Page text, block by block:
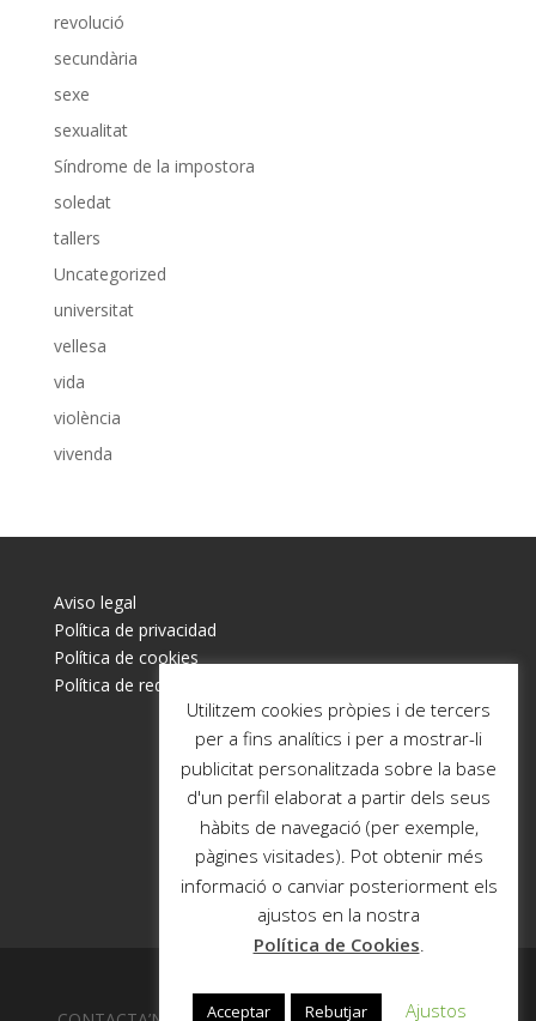
revolució
secundària
sexe
sexualitat
Síndrome de la impostora
soledat
tallers
Uncategorized
universitat
vellesa
vida
violència
vivenda
Aviso legal
Política de privacidad
Política de cookies
Política de redes sociales
Utilitzem cookies pròpies i de tercers
per a fins analítics i per a mostrar-li
publicitat personalitzada sobre la base
d'un perfil elaborat a partir dels seus
hàbits de navegació (per exemple,
pàgines visitades). Pot obtenir més
informació o canviar posteriorment els
ajustos en la nostra
Política de Cookies
Acceptar Rebutjar Ajustos